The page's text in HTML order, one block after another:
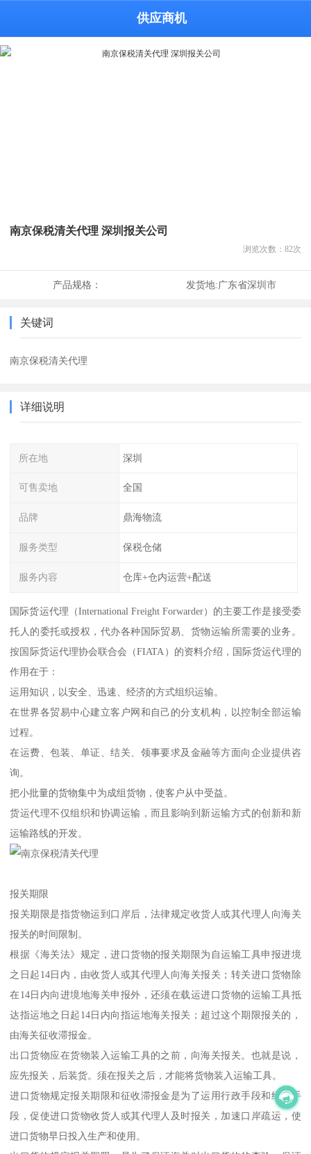
供应商机
南京保税清关代理 深圳报关公司
浏览次数： 82次
产品规格： 发货地:广东省深圳市
关键词
南京保税清关代理
详细说明
所在地 深圳
可售卖地 全国
品牌 鼎海物流
服务类型 保税仓储
服务内容 仓库+仓内运营+配送
国际货运代理（International Freight Forwarder）的主要工作是接受委
托人的委托或授权，代办各种国际贸易、货物运输所需要的业务。
按国际货运代理协会联合会（FIATA）的资料介绍，国际货运代理的
作用在于：
运用知识，以安全、迅速、经济的方式组织运输。
在世界各贸易中心建立客户网和自己的分支机构，以控制全部运输
过程。
在运费、包装、单证、结关、领事要求及金融等方面向企业提供咨
询。
把小批量的货物集中为成组货物，使客户从中受益。
货运代理不仅组织和协调运输，而且影响到新运输方式的创新和新
运输路线的开发。
报关期限
报关期限是指货物运到口岸后，法律规定收货人或其代理人向海关
报关的时间限制。
根据《海关法》规定，进口货物的报关期限为自运输工具申报进境
之日起14日内，由收货人或其代理人向海关报关；转关进口货物除
在14日内向进境地海关申报外，还须在载运进口货物的运输工具抵
达指运地之日起14日内向指运地海关报关；超过这个期限报关的，
由海关征收滞报金。
出口货物应在货物装入运输工具的之前，向海关报关。也就是说，
应先报关，后装货。须在报关之后，才能将货物装入运输工具。
进口货物规定报关期限和征收滞报金是为了运用行政手段和经济手
段，促使进口货物收货人或其代理人及时报关，加速口岸疏运，使
进口货物早日投入生产和使用。